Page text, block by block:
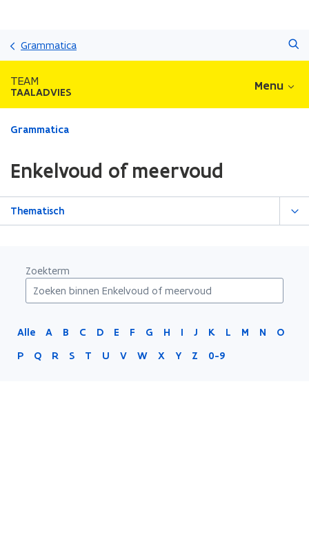
Grammatica
TEAM
TAALADVIES Menu
Gedaan
zich
op:
Enkelvoud
Grammatica
Enkelvoud of meervoud
Thematisch
Zoekterm
Alle A B C D E F G H I J K L M N
O
P
Q R S T U V W X Y Z 0-9